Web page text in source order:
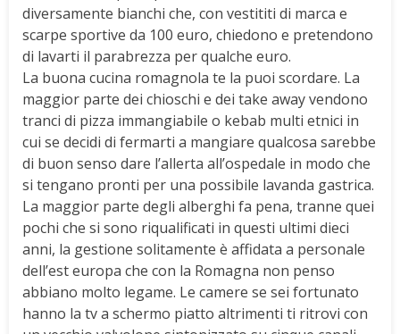
diversamente bianchi che, con vestititi di marca e
scarpe sportive da 100 euro, chiedono e pretendono
di lavarti il parabrezza per qualche euro.
La buona cucina romagnola te la puoi scordare. La
maggior parte dei chioschi e dei take away vendono
tranci di pizza immangiabile o kebab multi etnici in
cui se decidi di fermarti a mangiare qualcosa sarebbe
di buon senso dare l’allerta all’ospedale in modo che
si tengano pronti per una possibile lavanda gastrica.
La maggior parte degli alberghi fa pena, tranne quei
pochi che si sono riqualificati in questi ultimi dieci
anni, la gestione solitamente è affidata a personale
dell’est europa che con la Romagna non penso
abbiano molto legame. Le camere se sei fortunato
hanno la tv a schermo piatto altrimenti ti ritrovi con